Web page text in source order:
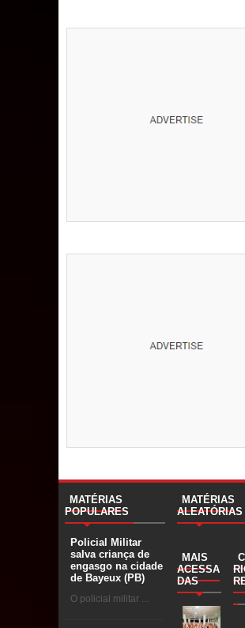
MATÉRIAS
POPULARES
Policial Militar
salva criança de
engasgo na cidade
de Bayeux (PB)
O policial militar ...
MATÉRIAS
ALEATÓRIAS
MAIS
ACESSA
DAS